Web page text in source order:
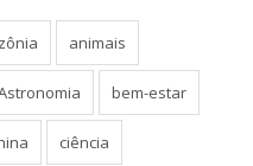
animais
bem-estar
ciência